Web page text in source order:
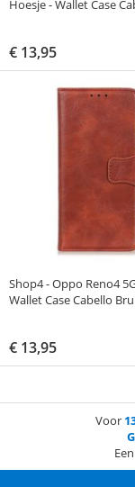
Hoesje - Wallet Case
€ 13,95
Shop4 - Oppo Reno4
Wallet Case Cabello
€ 13,95
Voor
Een